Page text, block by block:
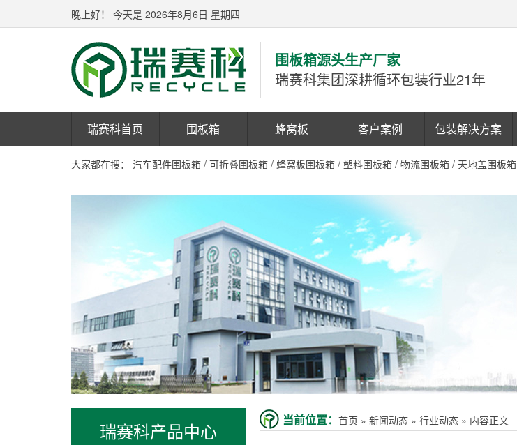
晚上好！ 今天是 2026年8月6日 星期四
围板箱源头生产厂家
瑞赛科集团深耕循环包装行业21年
瑞赛科首页 围板箱 蜂窝板 客户案例 包装解决方案
大家都在搜： 汽车配件围板箱 / 可折叠围板箱 / 蜂窝板围板箱 / 塑料围板箱 / 物流围板箱 / 天地盖围板箱
瑞赛科产品中心 当前位置： 首页 » 新闻动态 » 行业动态 » 内容正文